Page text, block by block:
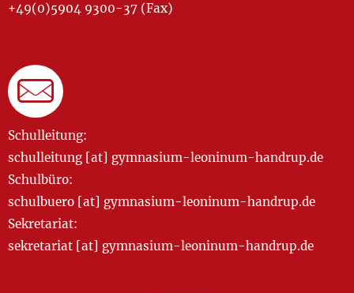
+49(0)5904 9300-37 (Fax)
Schulleitung:
schulleitung [at] gymnasium-leoninum-handrup.de
Schulbüro:
schulbuero [at] gymnasium-leoninum-handrup.de
Sekretariat:
sekretariat [at] gymnasium-leoninum-handrup.de